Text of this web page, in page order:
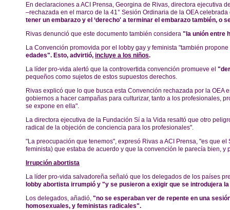
En declaraciones a ACI Prensa, Georgina de Rivas, directora ejecutiva
–rechazada en el marco de la 41° Sesión Ordinaria de la OEA
tener un embarazo y el ‘derecho' a terminar el embarazo también, o
Rivas denunció que este documento también considera "la unión entre
La Convención promovida por el lobby gay y feminista "también propone
edades". Esto, advirtió, incluye a los niños.
La líder pro-vida alertó que la controvertida convención promueve el
pequeños como sujetos de estos supuestos derechos.
Rivas explicó que lo que busca esta Convención rechazada por la OEA
gobiernos a hacer campañas para culturizar, tanto a los profesionales,
se expone en ella".
La directora ejecutiva de la Fundación Sí a la Vida resaltó que otro
radical de la objeción de conciencia para los profesionales".
"La preocupación que tenemos", expresó Rivas a ACI Prensa, "es que
feminista) que estaba de acuerdo y que la convención le parecía bien,
Irrupción abortista
La líder pro-vida salvadoreña señaló que los delegados de los países
lobby abortista irrumpió y "y se pusieron a exigir que se introdujera
Los delegados, añadió, "no se esperaban ver de repente en una
homosexuales, y feministas radicales".